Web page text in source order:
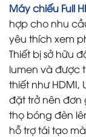
Máy chiếu Full
hợp cho nhu
yêu thích xem
Thiết bị sở hữu
lumen và được
thiết như HDMI,
đặt trở nên đơn
thọ bóng đèn
hỗ trợ tái tạo